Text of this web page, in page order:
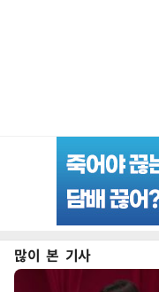
많이 본 기사